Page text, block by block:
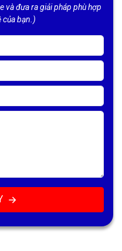
và đưa ra giải pháp phù hợp
của bạn.)